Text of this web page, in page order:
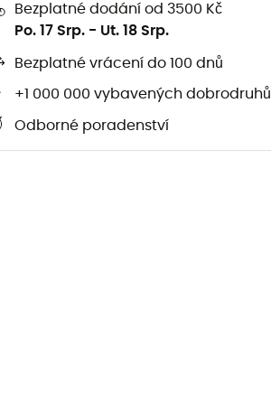
Bezplatné dodání od 3500 Kč
Po. 17 Srp. - Ut. 18 Srp.
Bezplatné vrácení do 100 dnů
+1 000 000 vybavených dobrodruhů
Odborné poradenství